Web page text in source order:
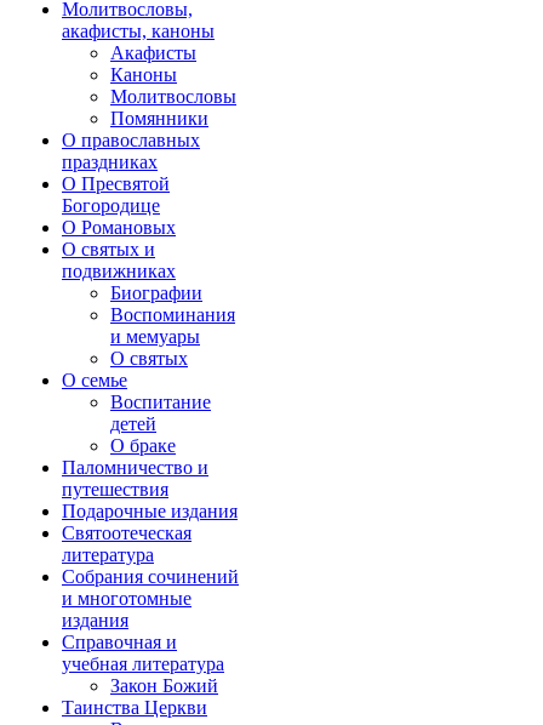
Молитвословы,
акафисты, каноны
Акафисты
Каноны
Молитвословы
Помянники
О православных
праздниках
О Пресвятой
Богородице
О Романовых
О святых и
подвижниках
Биографии
Воспоминания
и мемуары
О святых
О семье
Воспитание
детей
О браке
Паломничество и
путешествия
Подарочные издания
Святоотеческая
литература
Собрания сочинений
и многотомные
издания
Справочная и
учебная литература
Закон Божий
Таинства Церкви